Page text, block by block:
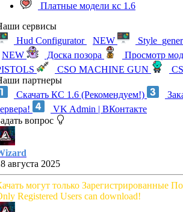
Платные модели кс 1.6
сервисы
Hud Configurator
NEW
NEW
Доска позора Просмотр
CSO MACHINE GUN
партнеры
Скачать КС 1.6 (Рекомендуем!)
VK Admin | ВКонтакте
вопрос
августа 2025
могут только Зарегистрированные
Registered Users can download!